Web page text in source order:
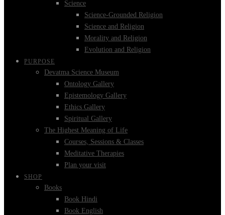
Science
Science-Grounded Religion
Science and Religion
Morality and Religion
Evolution and Religion
PURPOSE
Devatma Science Museum
Ontology Gallery
Epistemology Gallery
Ethics Gallery
Spiritual Gallery
The Highest Meaning of Life
Courses, Sessions & Classes
Meditative Therapies
Plan your visit
SHOP
Books
Book Hindi
Book English